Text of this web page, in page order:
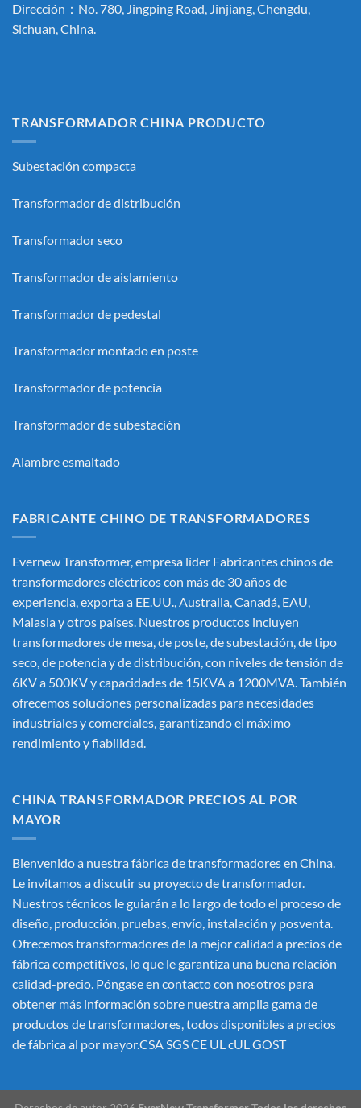
Dirección：No. 780, Jingping Road, Jinjiang, Chengdu,
Sichuan, China.
TRANSFORMADOR CHINA PRODUCTO
Subestación compacta
Transformador de distribución
Transformador seco
Transformador de aislamiento
Transformador de pedestal
Transformador montado en poste
Transformador de potencia
Transformador de subestación
Alambre esmaltado
FABRICANTE CHINO DE TRANSFORMADORES
Evernew Transformer, empresa líder Fabricantes chinos de
transformadores eléctricoscon más de 30 años de
experiencia, exporta a EE.UU., Australia, Canadá, EAU,
Malasia y otros países. Nuestros productos incluyen
transformadores de mesa, de poste, de subestación, de tipo
seco, de potencia y de distribución, con niveles de tensión de
6KV a 500KV y capacidades de 15KVA a 1200MVA. También
ofrecemos soluciones personalizadas para necesidades
industriales y comerciales, garantizando el máximo
rendimiento y fiabilidad.
CHINA TRANSFORMADOR PRECIOS AL POR
MAYOR
Bienvenido a nuestra fábrica de transformadores en China.
Le invitamos a discutir su proyecto de transformador.
Nuestros técnicos le guiarán a lo largo de todo el proceso de
diseño, producción, pruebas, envío, instalación y posventa.
Ofrecemos transformadores de la mejor calidad a precios de
fábrica competitivos, lo que le garantiza una buena relación
calidad-precio. Póngase en contacto con nosotros para
obtener más información sobre nuestra amplia gama de
productos de transformadores, todos disponibles a precios
de fábrica al por mayor.CSA SGS CE UL cUL GOST